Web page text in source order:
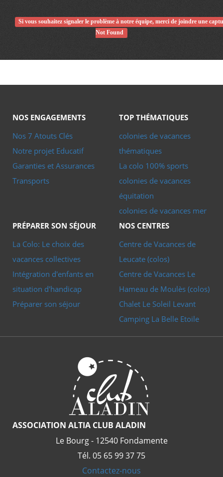
d’entreprise
Si vous souhaitez signaler le problème à notre équipe, merci de joindre une
Not Found
NOS ENGAGEMENTS
Nos 7 Atouts Clés
Notre projet Educatif
Garanties et Assurances
Transports
TOP THÉMATIQUES
colonies de vacances
thématiques
La colo 100% sports
colonies de vacances
équitation
colonies de vacances mer
PRÉPARER SON SÉJOUR
La Colo: Le choix des
vacances collectives
Intégration d'enfants en
situation d'handicap
Préparer son séjour
NOS CENTRES
Centre de Vacances de
Leucate (colos)
Centre de Vacances Le
Hameau de Moulès (colos)
Chalet Le Soleil Levant
Camping La Belle Etoile
ASSOCIATION ALTIA CLUB ALADIN
Le Bourg - 12540 Fondamente
Tél. 05 65 99 37 75
Contactez-nous